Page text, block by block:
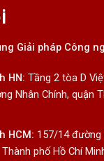
Giải pháp Công
HN: Tầng 2 tòa D
Nhân Chính, quận
HCM: 157/14 đường
phố Hồ Chí